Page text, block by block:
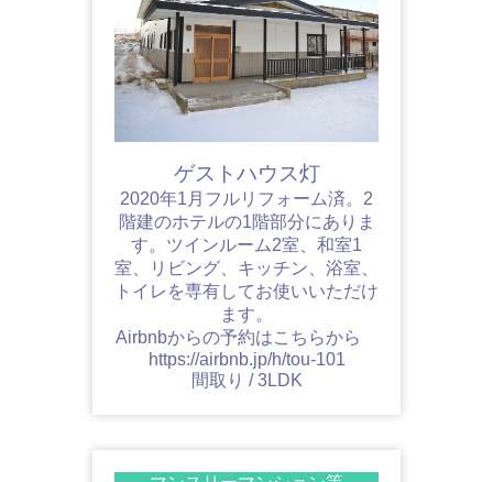
ゲストハウス灯
2020年1月フルリフォーム済。2
階建のホテルの1階部分にありま
す。ツインルーム2室、和室1
室、リビング、キッチン、浴室、
トイレを専有してお使いいただけ
ます。
Airbnbからの予約はこちらから
https://airbnb.jp/h/tou-101
間取り / 3LDK